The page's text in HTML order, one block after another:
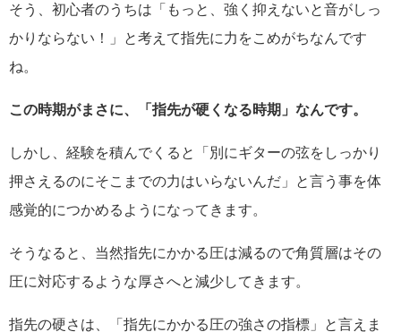
そう、初心者のうちは「もっと、強く抑えないと音がしっ
かりならない！」と考えて指先に力をこめがちなんです
ね。
この時期がまさに、「指先が硬くなる時期」なんです。
しかし、経験を積んでくると「別にギターの弦をしっかり
押さえるのにそこまでの力はいらないんだ」と言う事を体
感覚的につかめるようになってきます。
そうなると、当然指先にかかる圧は減るので角質層はその
圧に対応するような厚さへと減少してきます。
指先の硬さは、「指先にかかる圧の強さの指標」と言えま